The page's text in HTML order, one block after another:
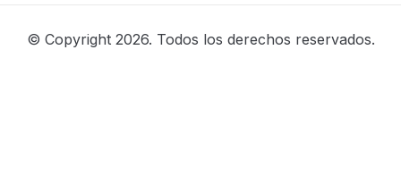
© Copyright 2026. Todos los derechos reservados.